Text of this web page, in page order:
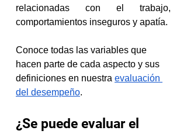
relacionadas con el trabajo,
comportamientos inseguros y apatía.
Conoce todas las variables que
hacen parte de cada aspecto y sus
definiciones en nuestra evaluación
del desempeño.
¿Se puede evaluar el